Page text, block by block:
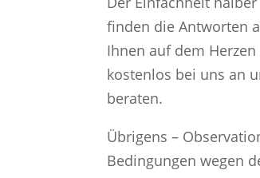
finden die Antworten
Ihnen auf dem
kostenlos bei uns an
beraten.
Übrigens –
Bedingungen wegen